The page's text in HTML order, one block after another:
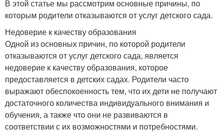
В этой статье мы рассмотрим основные причины, по
которым родители отказываются от услуг детского сада.
Недоверие к качеству образования
Одной из основных причин, по которой родители
отказываются от услуг детского сада, является
недоверие к качеству образования, которое
предоставляется в детских садах. Родители часто
выражают обеспокоенность тем, что их дети не получают
достаточного количества индивидуального внимания и
обучения, а также что они не развиваются в
соответствии с их возможностями и потребностями.